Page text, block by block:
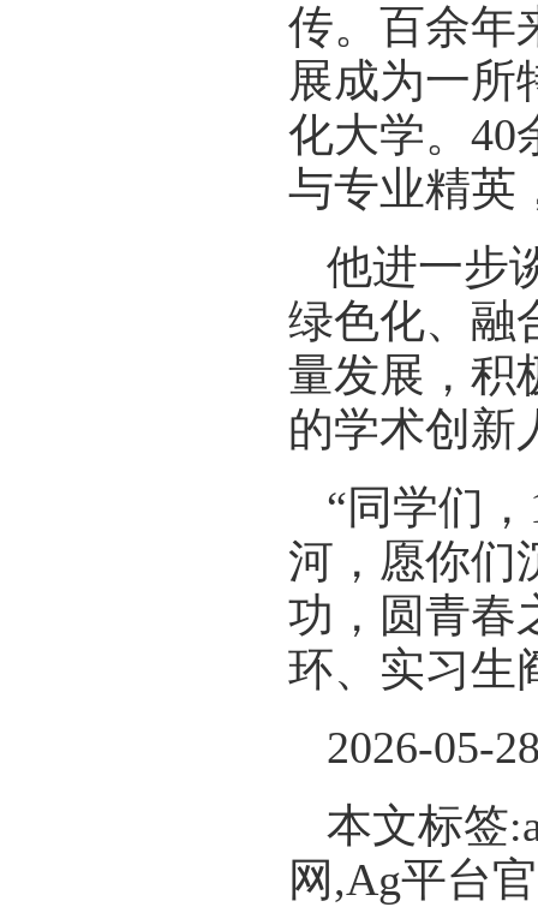
传。百余年
展成为一所
化大学。40
与专业精英
他进一步
绿色化、融
量发展，积
的学术创新
“同学们
河，愿你们
功，圆青春
环、实习生
2026-05-
本文标签
网,Ag平台